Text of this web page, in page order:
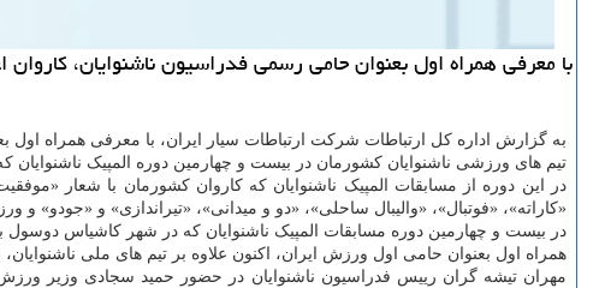
با معرفی همراه اول بعنوان حامی رسمی فدراسیون ناشنوایان، کاروان اعزامی کشورمان به المپیک
تیم های ورزشی ناشنوایان کشورمان در بیست و چهارمین دوره المپیک ناشنوایان
«کاراته»، «فوتبال»، «والیبال ساحلی»، «دو و میدانی»، «تیراندازی» و «جودو» و
در بیست و چهارمین دوره مسابقات المپیک ناشنوایان که در شهر کاشیاس دوسول برزیل برگزار می شود، ورزشکارانی از ۱۶۰ کشور شرکت می کنند
همراه اول بعنوان حامی اول ورزش ایران، اکنون علاوه بر تیم های ملی
مهران تیشه گران رییس فدراسیون ناشنوایان در حضور حمید سجادی وزیر